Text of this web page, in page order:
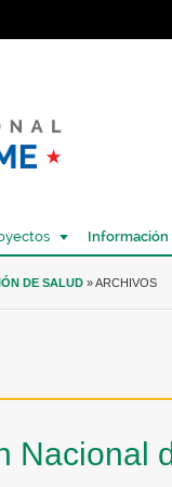
Información
DE SALUD » ARCHIVOS
Nacional